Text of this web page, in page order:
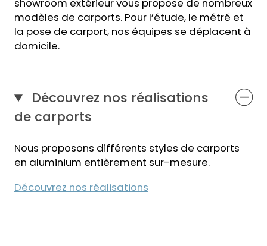
modèles de carports. Pour l’étude, le métré et
la pose de carport, nos équipes se déplacent à
domicile.
Découvrez nos réalisations
de carports
Nous proposons différents styles de carports
en aluminium entièrement sur-mesure.
Découvrez nos réalisations